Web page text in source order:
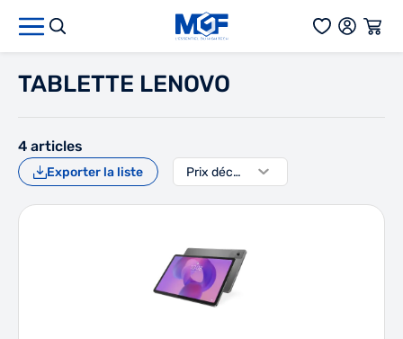
TABLETTE LENOVO
4 articles
Exporter la liste